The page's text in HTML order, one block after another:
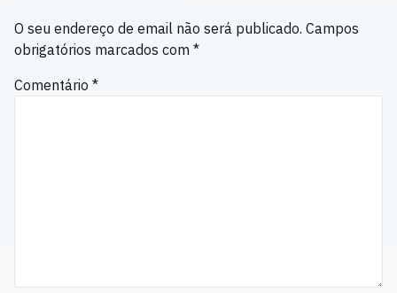
O seu endereço de email não será publicado. Campos
obrigatórios marcados com *
Comentário *